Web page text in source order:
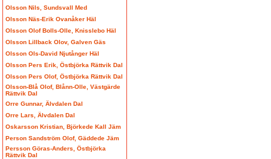
Olsson Nils, Sundsvall Med
Olsson Näs-Erik Ovanåker Häl
Olsson Olof Bolls-Olle, Knisslebo Häl
Olsson Lillback Olov, Galven Gäs
Olsson Ols-David Njutånger Häl
Olsson Pers Erik, Östbjörka Rättvik Dal
Olsson Pers Olof, Östbjörka Rättvik Dal
Olsson-Blå Olof, Blånn-Olle, Västgärde
Rättvik Dal
Orre Gunnar, Älvdalen Dal
Orre Lars, Älvdalen Dal
Oskarsson Kristian, Björkede Kall Jäm
Person Sandström Olof, Gäddede Jäm
Persson Göras-Anders, Östbjörka
Rättvik Dal